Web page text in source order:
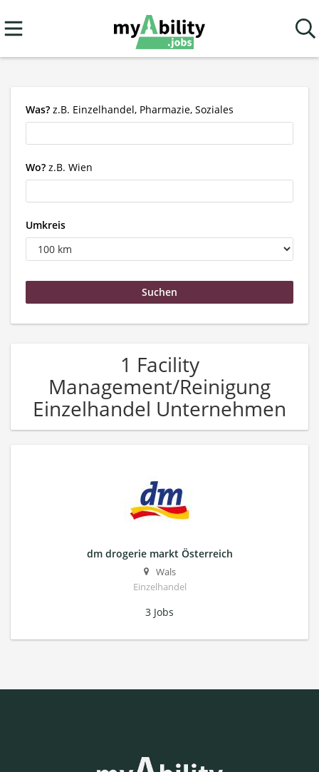
Was? z.B. Einzelhandel, Pharmazie, Soziales
Wo? z.B. Wien
Umkreis
1 Facility
Management/Reinigung
Einzelhandel Unternehmen
dm drogerie markt Österreich
Wals
Einzelhandel
3 Jobs